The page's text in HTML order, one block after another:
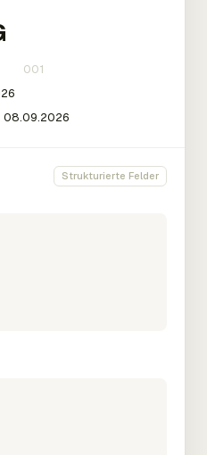
Strukturierte Felder